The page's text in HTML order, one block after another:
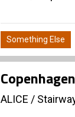
Something Else
ALICE /